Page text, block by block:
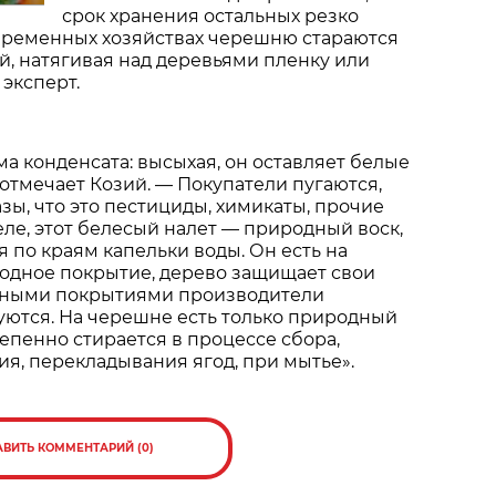
срок хранения остальных резко
хозяйствах черешню стараются
натягивая над деревьями пленку или
конденсата: высыхая, он оставляет белые
Козий. — Покупатели пугаются,
что это пестициды, химикаты, прочие
этот белесый налет — природный воск,
по краям капельки воды. Он есть на
покрытие, дерево защищает свои
покрытиями производители
На черешне есть только природный
стирается в процессе сбора,
перекладывания ягод, при мытье».
КОММЕНТАРИЙ (0)